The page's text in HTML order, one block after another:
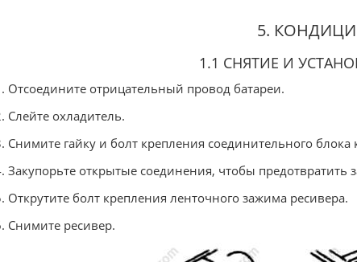
5.
1.1 СНЯТИЕ И
Отсоедините отрицательный провод батареи.
Слейте охладитель.
Снимите гайку и болт крепления соединительного блока
Закупорьте открытые соединения, чтобы предотвратить
Открутите болт крепления ленточного зажима ресивера.
Снимите ресивер.